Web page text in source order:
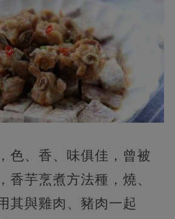
色、香、味俱佳，曾被
香芋烹煮方法種，燒、
其與雞肉、豬肉一起